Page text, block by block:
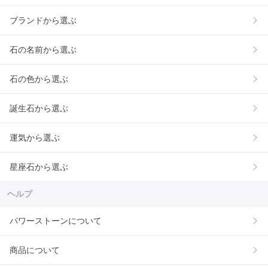
ブランドから選ぶ
石の名前から選ぶ
石の色から選ぶ
誕生石から選ぶ
運気から選ぶ
星座石から選ぶ
ヘルプ
パワーストーンについて
商品について